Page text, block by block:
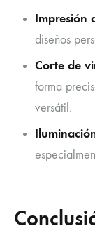
Impresión
diseños
Corte de
forma
versátil.